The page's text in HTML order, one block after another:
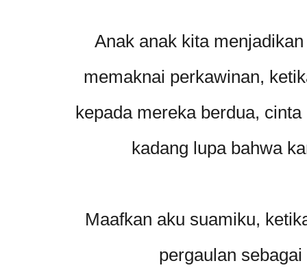
Anak anak kita
memaknai perkawinan,
kepada mereka berdua,
kadang lupa bahwa
Maafkan aku suamiku,
pergaulan